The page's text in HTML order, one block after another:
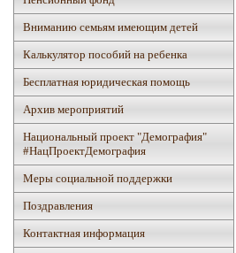
Вниманию семьям имеющим детей
Калькулятор пособий на ребенка
Бесплатная юридическая помощь
Архив мероприятий
Национальный проект "Демография"
#НацПроектДемография
Mеры социальной поддержки
Поздравления
Контактная информация